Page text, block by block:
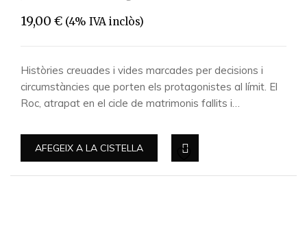
19,00 € (4% IVA inclòs)
Històries creuades i vides marcades per decisions i
circumstàncies que porten els protagonistes al límit. El
Roc, atrapat en el cicle de matrimonis fallits i…
AFEGEIX A LA CISTELLA